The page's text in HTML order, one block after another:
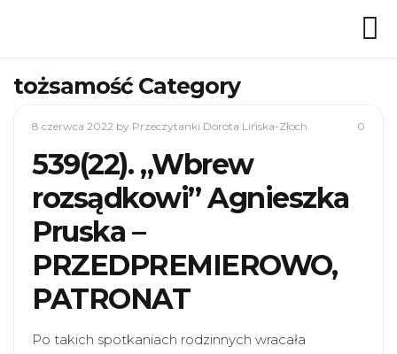
tożsamość Category
8 czerwca 2022 by Przeczytanki Dorota Lińska-Złoch 0
539(22). „Wbrew
rozsądkowi” Agnieszka
Pruska –
PRZEDPREMIEROWO,
PATRONAT
Po takich spotkaniach rodzinnych wracała